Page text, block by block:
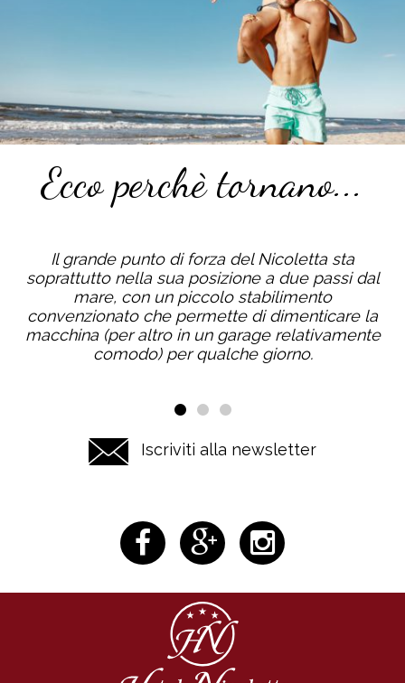
Ecco perchè tornano...
Le camere sono comode, grandi e pulitissime.
Colazione con molta scelta e buonissima,
completa di dolci sardi. Continuate così, il vostro
meraviglioso territorio ha bisogno di strutture
come questa.
•••